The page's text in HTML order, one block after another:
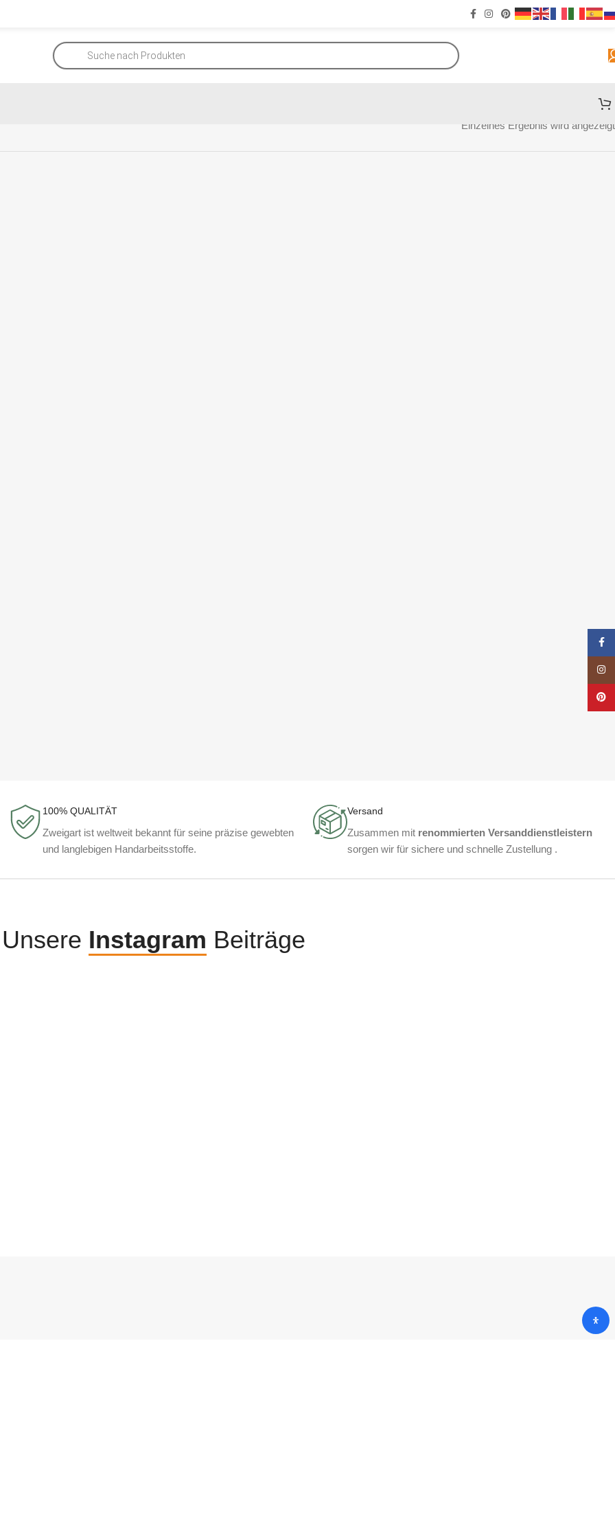
Einzelnes Ergebnis wird angezeigt
100% QUALITÄT
Zweigart ist weltweit bekannt für seine präzise gewebten
und langlebigen Handarbeitsstoffe.
Versand
Zusammen mit renommierten Versanddienstleistern
sorgen wir für sichere und schnelle Zustellung .
Unsere Instagram Beiträge